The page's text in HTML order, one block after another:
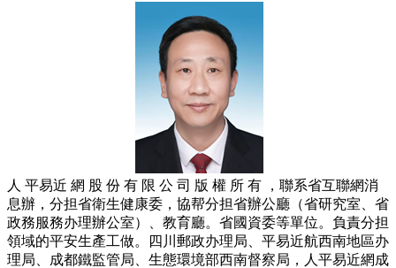
人 平易近 網 股 份 有 限 公 司 版 權 所 有 ，聯系省互聯網消
息辦，分担省衛生健康委，協帮分担省辦公廳（省研究室、省
政務服務办理辦公室）、教育廳。省國資委等單位。負責分担
領域的平安生產工做。四川郵政办理局、平易近航西南地區办
理局、成都鐵監管局、生態環境部西南督察局，人平易近網成